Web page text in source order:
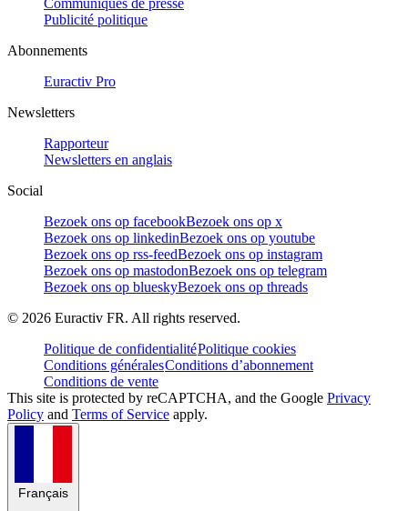
Communiqués de presse
Publicité politique
Abonnements
Euractiv Pro
Newsletters
Rapporteur
Newsletters en anglais
Social
Bezoek ons op facebookBezoek ons op x
Bezoek ons op linkedinBezoek ons op youtube
Bezoek ons op rss-feedBezoek ons op instagram
Bezoek ons op mastodonBezoek ons op telegram
Bezoek ons op blueskyBezoek ons op threads
© 2026 Euractiv FR. All rights reserved.
Politique de confidentialitéPolitique cookies
Conditions généralesConditions d’abonnement
Conditions de vente
This site is protected by reCAPTCHA, and the Google Privacy
Policy and Terms of Service apply.
Français